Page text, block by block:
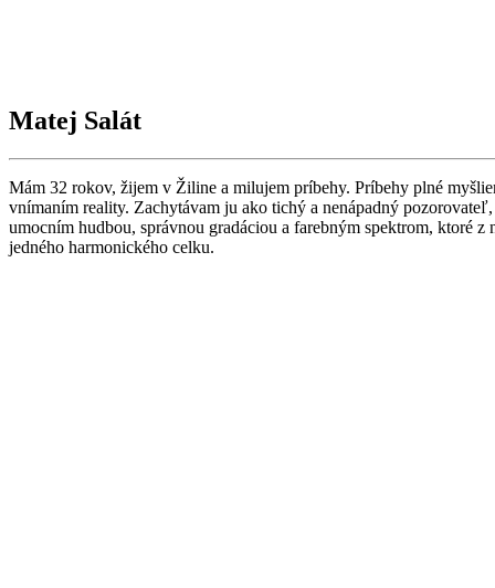
Matej Salát
Mám 32 rokov, žijem v Žiline a milujem príbehy. Príbehy plné
vnímaním reality. Zachytávam ju ako tichý a nenápadný
umocním hudbou, správnou gradáciou a farebným spektrom, ktoré
jedného harmonického celku.